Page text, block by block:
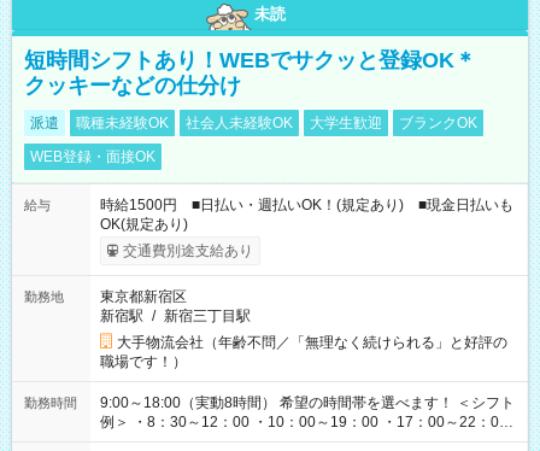
未読
短時間シフトあり！WEBでサクッと登録OK＊
クッキーなどの仕分け
派遣 職種未経験OK 社会人未経験OK 大学生歓迎
ブランクOK
WEB登録・面接OK
給与
時給1500円 ■日払い・週払いOK！(規定あり) ■現金日払いも
OK(規定あり)
交通費別途支給あり
勤務地
東京都新宿区
新宿駅 / 新宿三丁目駅
大手物流会社（年齢不問／「無理なく続けられる」と好評の
職場です！）
勤務時間
9:00～18:00（実動8時間） 希望の時間帯を選べます！ ＜シフト
例＞ ・8：30～12：00 ・10：00～19：00 ・17：00～22：00
・13：00～22：00 ・22：00～翌6：00 など